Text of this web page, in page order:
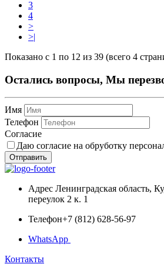
3
4
>
>|
Показано с 1 по 12 из 39 (всего 4
Остались вопросы, Мы
Имя
Телефон
Согласие
Даю согласие на обруботку
Отправить
Адрес Ленинградская область,
переулок 2 к. 1
Телефон+7 (812) 628-56-97
WhatsApp
Контакты